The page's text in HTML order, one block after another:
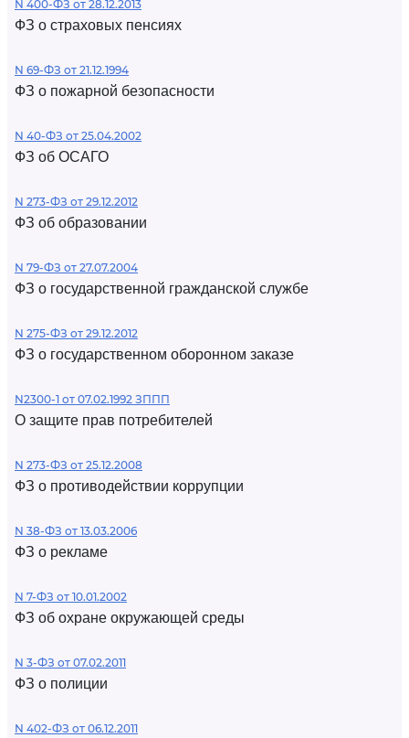
N 400-ФЗ от 28.12.2013
ФЗ о страховых пенсиях
N 69-ФЗ от 21.12.1994
ФЗ о пожарной безопасности
N 40-ФЗ от 25.04.2002
ФЗ об ОСАГО
N 273-ФЗ от 29.12.2012
ФЗ об образовании
N 79-ФЗ от 27.07.2004
ФЗ о государственной гражданской службе
N 275-ФЗ от 29.12.2012
ФЗ о государственном оборонном заказе
N2300-1 от 07.02.1992 ЗППП
О защите прав потребителей
N 273-ФЗ от 25.12.2008
ФЗ о противодействии коррупции
N 38-ФЗ от 13.03.2006
ФЗ о рекламе
N 7-ФЗ от 10.01.2002
ФЗ об охране окружающей среды
N 3-ФЗ от 07.02.2011
ФЗ о полиции
N 402-ФЗ от 06.12.2011